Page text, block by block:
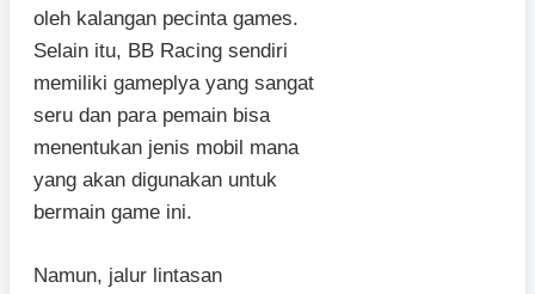
oleh kalangan pecinta games.
Selain itu, BB Racing sendiri
memiliki gameplya yang sangat
seru dan para pemain bisa
menentukan jenis mobil mana
yang akan digunakan untuk
bermain game ini.
Namun, jalur lintasan